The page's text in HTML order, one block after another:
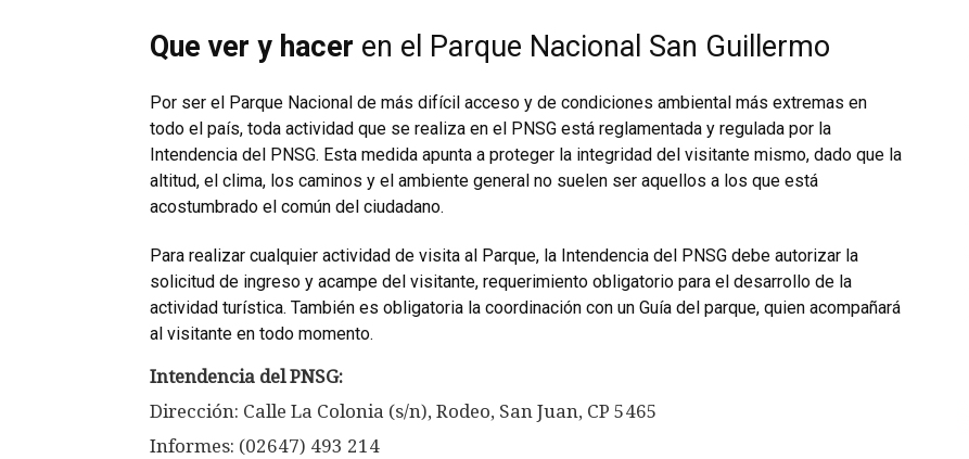
Que ver y hacer en el Parque Nacional San Guillermo
Por ser el Parque Nacional de más difícil acceso y de condiciones ambiental más extremas en
todo el país, toda actividad que se realiza en el PNSG está reglamentada y regulada por la
Intendencia del PNSG. Esta medida apunta a proteger la integridad del visitante mismo, dado que la
altitud, el clima, los caminos y el ambiente general no suelen ser aquellos a los que está
acostumbrado el común del ciudadano.
Para realizar cualquier actividad de visita al Parque, la Intendencia del PNSG debe autorizar la
solicitud de ingreso y acampe del visitante, requerimiento obligatorio para el desarrollo de la
actividad turística. También es obligatoria la coordinación con un Guía del parque, quien acompañará
al visitante en todo momento.
Intendencia del PNSG:
Dirección: Calle La Colonia (s/n), Rodeo, San Juan, CP 5465
Informes: (02647) 493 214